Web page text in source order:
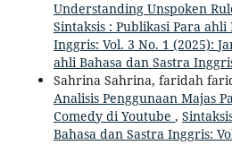
Understanding Unspoken
Sintaksis : Publikasi Para ahli
Inggris: Vol. 3 No. 1 (2025):
ahli Bahasa dan Sastra
Sahrina Sahrina, faridah
Analisis Penggunaan Majas
Comedy di Youtube ,
Bahasa dan Sastra Inggris: